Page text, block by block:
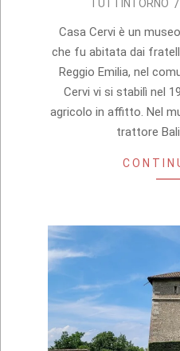
TUTTINTORNO
Casa Cervi è un
che fu abitata dai
Reggio Emilia, nel
Cervi vi si stabilì nel
agricolo in affitto. Nel
trattore